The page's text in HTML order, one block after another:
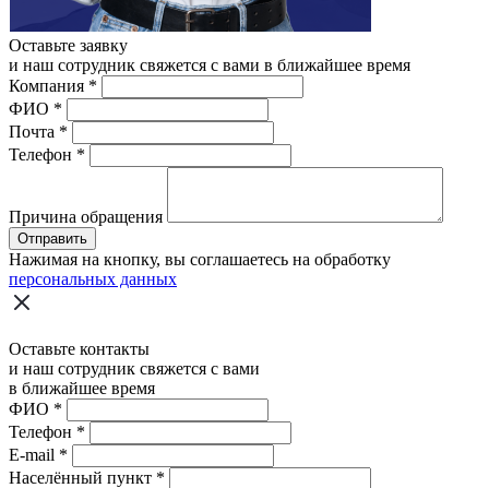
Оставьте заявку
и наш сотрудник свяжется с вами в ближайшее время
Компания *
ФИО *
Почта *
Телефон *
Причина обращения
Отправить
Нажимая на кнопку, вы соглашаетесь на обработку
персональных данных
Оставьте контакты
и наш сотрудник свяжется с вами
в ближайшее время
ФИО *
Телефон *
E-mail *
Населённый пункт *